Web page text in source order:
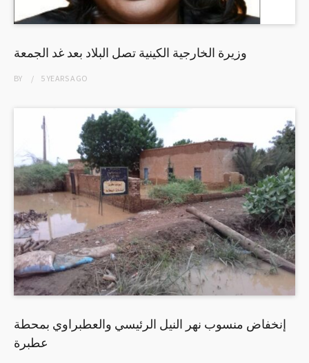
وزيرة الخارجية الكينية تصل البلاد بعد غد الجمعة
BY 5 YEARSAGO
إنخفاض منسوب نهر النيل الرئيسي والعطبراوي بمحطة
عطبرة